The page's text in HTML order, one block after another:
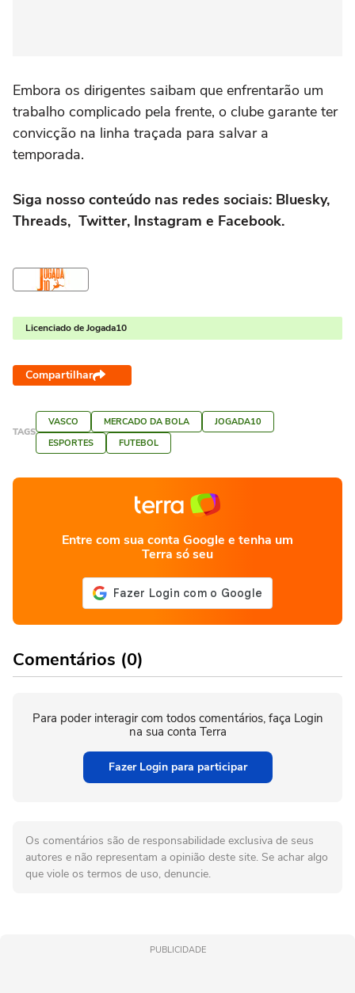
Embora os dirigentes saibam que enfrentarão um
trabalho complicado pela frente, o clube garante ter
convicção na linha traçada para salvar a
temporada.
Siga nosso conteúdo nas redes sociais: Bluesky,
Threads, Twitter, Instagram e Facebook.
Licenciado de Jogada10
Compartilhar
TAGS
VASCO MERCADO DA BOLA
JOGADA10
ESPORTES
FUTEBOL
Entre com sua conta Google e tenha um
Terra só seu
Comentários (0)
Para poder interagir com todos comentários, faça Login
na sua conta Terra
Fazer Login para participar
Os comentários são de responsabilidade exclusiva de seus
autores e não representam a opinião deste site. Se achar algo
que viole os termos de uso, denuncie.
PUBLICIDADE